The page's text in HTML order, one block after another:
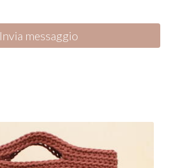
Invia messaggio